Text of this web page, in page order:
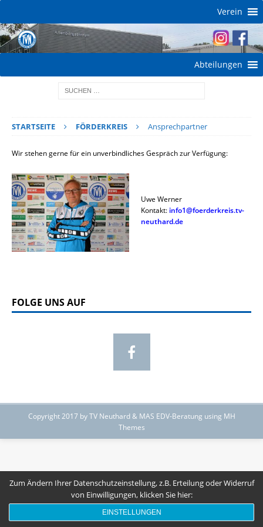
Verein
Abteilungen
STARTSEITE FÖRDERKREIS Ansprechpartner
Wir stehen gerne für ein unverbindliches Gespräch zur Verfügung:
Uwe Werner
Kontakt: info1@foerderkreis.tv-
neuthard.de
FOLGE UNS AUF
Copyright 2017 by TV Neuthard & MAS EDV-Beratung using MH
Themes
Zum Ändern Ihrer Datenschutzeinstellung, z.B. Erteilung oder Widerruf
von Einwilligungen, klicken Sie hier:
EINSTELLUNGEN